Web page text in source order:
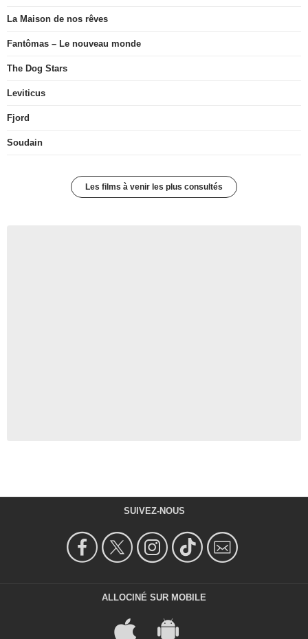
La Maison de nos rêves
Fantômas – Le nouveau monde
The Dog Stars
Leviticus
Fjord
Soudain
Les films à venir les plus consultés
SUIVEZ-NOUS
ALLOCINÉ SUR MOBILE